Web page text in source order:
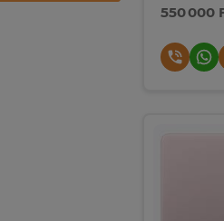
550 000